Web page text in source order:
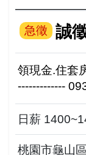
急徵 誠
領現金.住套
-------------
142號 平鎮
日薪
桃園市龜山